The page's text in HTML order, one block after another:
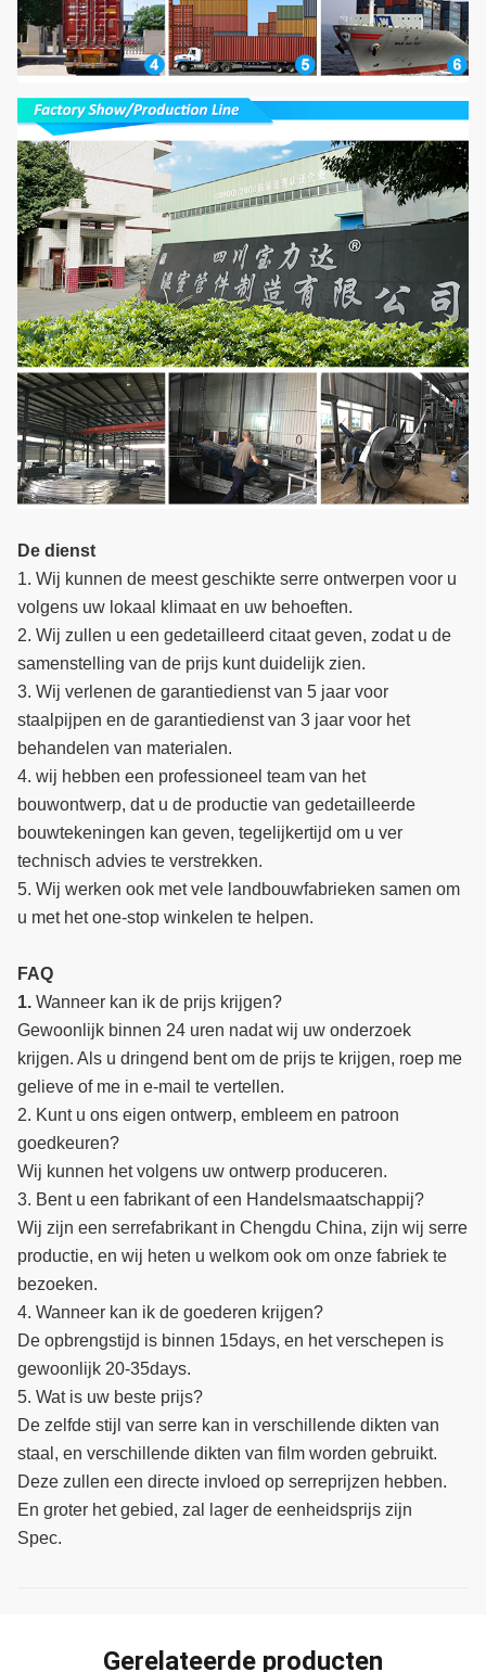
De dienst
1. Wij kunnen de meest geschikte serre ontwerpen voor u
volgens uw lokaal klimaat en uw behoeften.
2. Wij zullen u een gedetailleerd citaat geven, zodat u de
samenstelling van de prijs kunt duidelijk zien.
3. Wij verlenen de garantiedienst van 5 jaar voor
staalpijpen en de garantiedienst van 3 jaar voor het
behandelen van materialen.
4. wij hebben een professioneel team van het
bouwontwerp, dat u de productie van gedetailleerde
bouwtekeningen kan geven, tegelijkertijd om u ver
technisch advies te verstrekken.
5. Wij werken ook met vele landbouwfabrieken samen om
u met het one-stop winkelen te helpen.
FAQ
1. Wanneer kan ik de prijs krijgen?
Gewoonlijk binnen 24 uren nadat wij uw onderzoek
krijgen. Als u dringend bent om de prijs te krijgen, roep me
gelieve of me in e-mail te vertellen.
2. Kunt u ons eigen ontwerp, embleem en patroon
goedkeuren?
Wij kunnen het volgens uw ontwerp produceren.
3. Bent u een fabrikant of een Handelsmaatschappij?
Wij zijn een serrefabrikant in Chengdu China, zijn wij serre
productie, en wij heten u welkom ook om onze fabriek te
bezoeken.
4. Wanneer kan ik de goederen krijgen?
De opbrengstijd is binnen 15days, en het verschepen is
gewoonlijk 20-35days.
5. Wat is uw beste prijs?
De zelfde stijl van serre kan in verschillende dikten van
staal, en verschillende dikten van film worden gebruikt.
Deze zullen een directe invloed op serreprijzen hebben.
En groter het gebied, zal lager de eenheidsprijs zijn
Spec.
Gerelateerde producten